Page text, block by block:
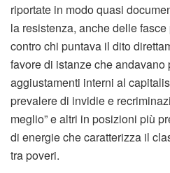
riportate in modo quasi
la resistenza, anche delle
contro chi puntava il dito
favore di istanze che
aggiustamenti interni al
prevalere di invidie e
meglio” e altri in posizioni più
di energie che caratterizza il
tra poveri.